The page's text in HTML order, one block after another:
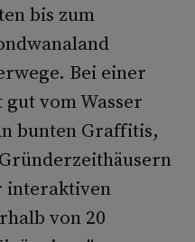
bis zum
Bei einer
gut vom Wasser
bunten Graffitis,
interaktiven
von 20